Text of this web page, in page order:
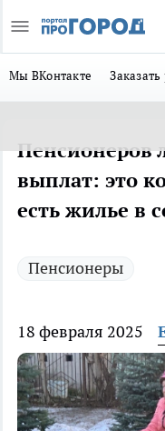
Мы ВКонтакте
Пенсионеров
выплат: это
есть жилье в
Пенсионеры
18 февраля 2025